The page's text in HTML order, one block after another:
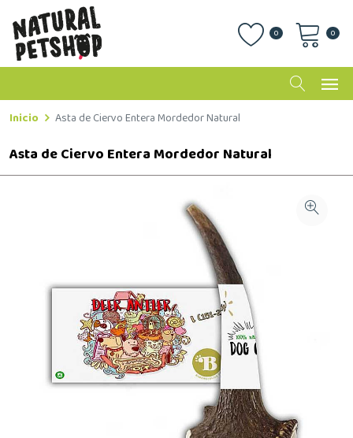
0 0
Inicio Asta de Ciervo Entera Mordedor Natural
Asta de Ciervo Entera Mordedor Natural